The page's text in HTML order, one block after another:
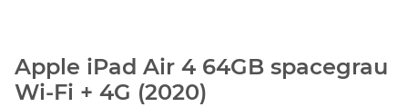
Apple iPad Air 4 64GB spacegrau
Wi-Fi + 4G (2020)